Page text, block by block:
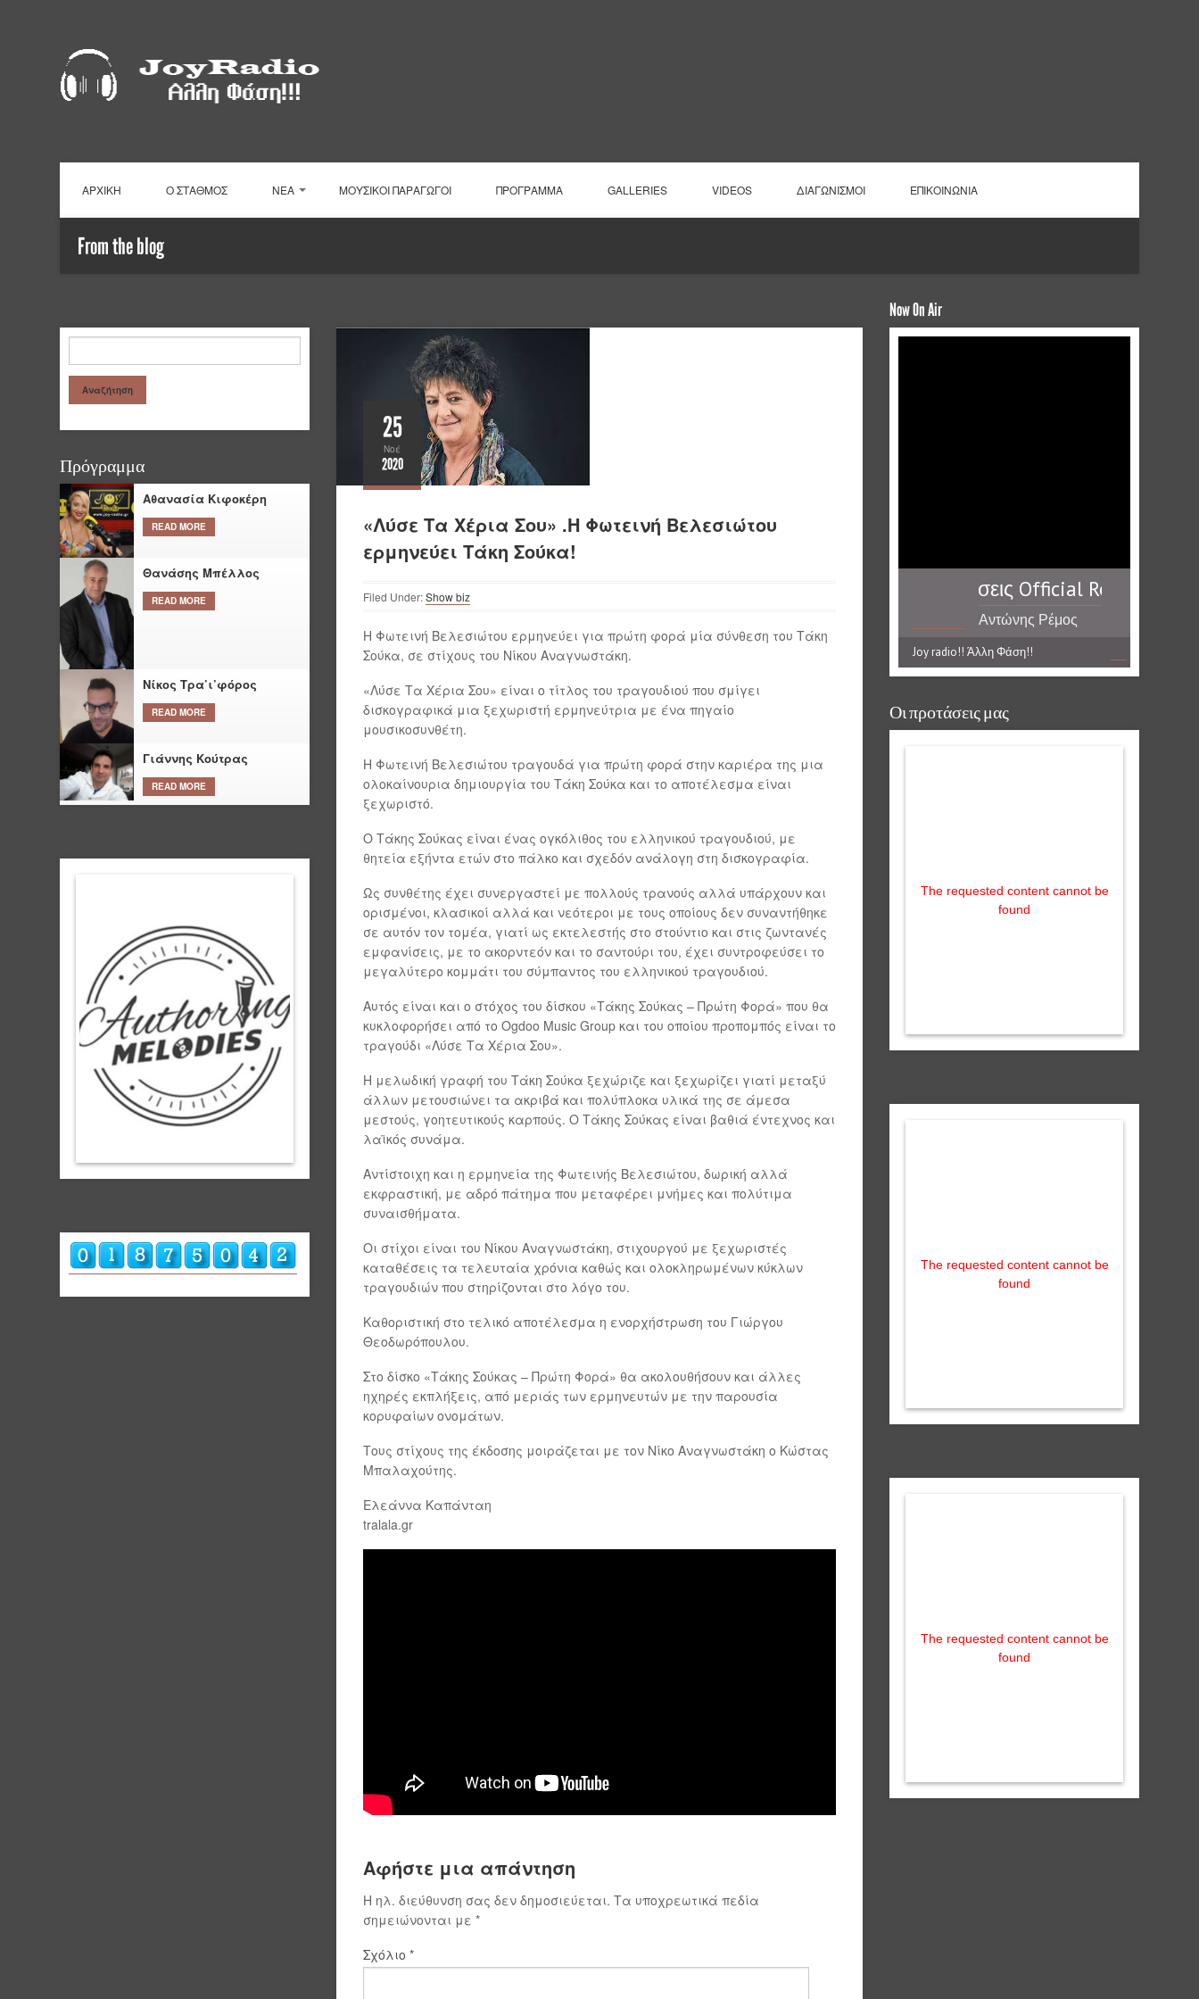
ΑΡΧΙΚΗ Ο ΣΤΑΘΜΟΣ ΝΕΑ ΜΟΥΣΙΚΟΙ ΠΑΡΑΓΩΓΟΙ ΠΡΟΓΡΑΜΜΑ GALLERIES VIDEOS ΔΙΑΓΩΝΙΣΜΟΙ ΕΠΙΚΟΙΝΩΝΙΑ
From the blog
Πρόγραμμα
Αθανασία Κιφοκέρη
READ MORE
Θανάσης Μπέλλος
READ MORE
Νίκος Τρα’ι’φόρος
READ MORE
Γιάννης Κούτρας
READ MORE
25
Νοέ
2020
«Λύσε Τα Χέρια Σου» .Η Φωτεινή Βελεσιώτου
ερμηνεύει Τάκη Σούκα!
Filed Under:Show biz
Η Φωτεινή Βελεσιώτου ερμηνεύει για πρώτη φορά μία σύνθεση του Τάκη
Σούκα, σε στίχους του Νίκου Αναγνωστάκη.
«Λύσε Τα Χέρια Σου» είναι ο τίτλος του τραγουδιού που σμίγει
δισκογραφικά μια ξεχωριστή ερμηνεύτρια με ένα πηγαίο
μουσικοσυνθέτη.
Η Φωτεινή Βελεσιώτου τραγουδά για πρώτη φορά στην καριέρα της μια
ολοκαίνουρια δημιουργία του Τάκη Σούκα και το αποτέλεσμα είναι
ξεχωριστό.
Ο Τάκης Σούκας είναι ένας ογκόλιθος του ελληνικού τραγουδιού, με
θητεία εξήντα ετών στο πάλκο και σχεδόν ανάλογη στη δισκογραφία.
Ως συνθέτης έχει συνεργαστεί με πολλούς τρανούς αλλά υπάρχουν και
ορισμένοι, κλασικοί αλλά και νεότεροι με τους οποίους δεν συναντήθηκε
σε αυτόν τον τομέα, γιατί ως εκτελεστής στο στούντιο και στις ζωντανές
εμφανίσεις, με το ακορντεόν και το σαντούρι του, έχει συντροφεύσει το
μεγαλύτερο κομμάτι του σύμπαντος του ελληνικού τραγουδιού.
Αυτός είναι και ο στόχος του δίσκου «Τάκης Σούκας – Πρώτη Φορά» που θα
κυκλοφορήσει από το Ogdoo Music Group και του οποίου προπομπός είναι το
τραγούδι «Λύσε Τα Χέρια Σου».
Η μελωδική γραφή του Τάκη Σούκα ξεχώριζε και ξεχωρίζει γιατί μεταξύ
άλλων μετουσιώνει τα ακριβά και πολύπλοκα υλικά της σε άμεσα
μεστούς, γοητευτικούς καρπούς. Ο Τάκης Σούκας είναι βαθιά έντεχνος και
λαϊκός συνάμα.
Αντίστοιχη και η ερμηνεία της Φωτεινής Βελεσιώτου, δωρική αλλά
εκφραστική, με αδρό πάτημα που μεταφέρει μνήμες και πολύτιμα
συναισθήματα.
Οι στίχοι είναι του Νίκου Αναγνωστάκη, στιχουργού με ξεχωριστές
καταθέσεις τα τελευταία χρόνια καθώς και ολοκληρωμένων κύκλων
τραγουδιών που στηρίζονται στο λόγο του.
Καθοριστική στο τελικό αποτέλεσμα η ενορχήστρωση του Γιώργου
Θεοδωρόπουλου.
Στο δίσκο «Τάκης Σούκας – Πρώτη Φορά» θα ακολουθήσουν και άλλες
ηχηρές εκπλήξεις, από μεριάς των ερμηνευτών με την παρουσία
κορυφαίων ονομάτων.
Τους στίχους της έκδοσης μοιράζεται με τον Νίκο Αναγνωστάκη ο Κώστας
Μπαλαχούτης.
Ελεάννα Καπάνταη
tralala.gr
Αφήστε μια απάντηση
Η ηλ. διεύθυνση σας δεν δημοσιεύεται. Τα υποχρεωτικά πεδία
σημειώνονται με *
Σχόλιο *
Now On Air
Δε θέλω να μαγαπήσεις Official Releases
Αντώνης Ρέμος
Joy radio!! Άλλη Φάση!!
Οι προτάσεις μας
The requested content cannot be
found
The requested content cannot be
found
The requested content cannot be
found